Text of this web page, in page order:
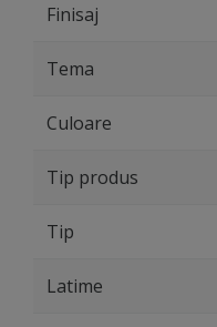
Finisaj
Tema
Culoare
Tip produs
Tip
Latime